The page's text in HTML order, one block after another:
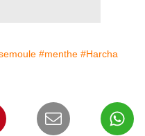
#menthe #Harcha